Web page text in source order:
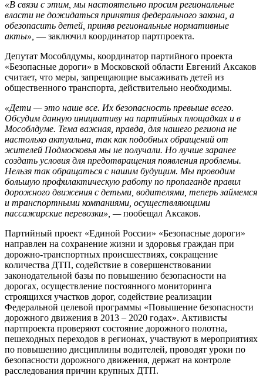
«В связи с этим, мы настоятельно просим региональные
власти не дожидаться принятия федерального закона, а
обезопасить детей, приняв региональные нормативные
акты», — заключил координатор партпроекта.
Депутат Мособлдумы, координатор партийного проекта
«Безопасные дороги» в Московской области Евгений Аксаков
считает, что меры, запрещающие высаживать детей из
общественного транспорта, действительно необходимы.
«Дети — это наше все. Их безопасность превыше всего.
Обсудим данную инициативу на партийных площадках и в
Мособлдуме. Тема важная, правда, для нашего региона не
настолько актуальна, так как подобных обращений от
жителей Подмосковья мы не получали. Но лучше заранее
создать условия для предотвращения появления проблемы.
Нельзя так обращаться с нашим будущим. Мы проводим
большую профилактическую работу по пропаганде правил
дорожного движения с детьми, водителями, теперь займемся
и транспортными компаниями, осуществляющими
пассажирские перевозки», —пообещал Аксаков.
Партийный проект «Единой России» «Безопасные дороги»
направлен на сохранение жизни и здоровья граждан при
дорожно-транспортных происшествиях, сокращение
количества ДТП, содействие в совершенствовании
законодательной базы по повышению безопасности на
дорогах, осуществление постоянного мониторинга
строящихся участков дорог, содействие реализации
Федеральной целевой программы «Повышение безопасности
дорожного движения в 2013 – 2020 годах». Активисты
партпроекта проверяют состояние дорожного полотна,
пешеходных переходов в регионах, участвуют в мероприятиях
по повышению дисциплины водителей, проводят уроки по
безопасности дорожного движения, держат на контроле
расследования причин крупных ДТП.